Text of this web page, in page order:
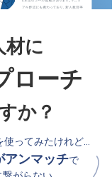
材に
ローチ
か？
ってみたけれど…
アンマッチで